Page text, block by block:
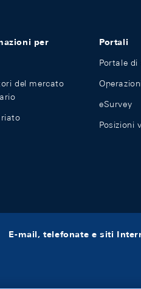
per
del mercato
Portali
Portale di
eSurvey
Posizioni
E-mail, telefonate e siti